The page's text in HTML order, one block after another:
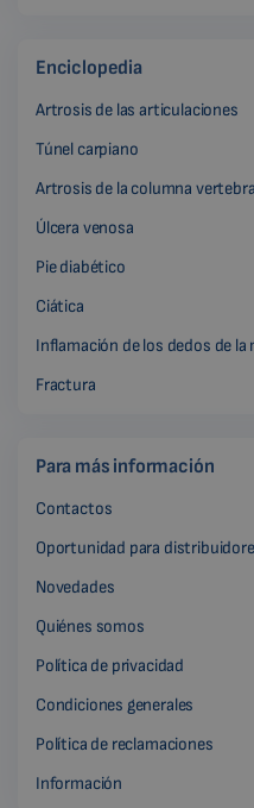
Enciclopedia
Artrosis de las articulaciones
Túnel carpiano
Artrosis de la columna
Úlcera venosa
Pie diabético
Ciática
Inflamación de los dedos de la
Fractura
Para más información
Contactos
Oportunidad para
Novedades
Quiénes somos
Política de privacidad
Condiciones generales
Política de reclamaciones
Información